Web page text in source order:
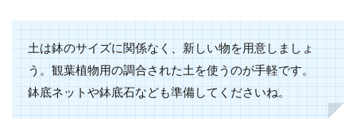
土は鉢のサイズに関係なく、新しい物を用意しましょ
う。観葉植物用の調合された土を使うのが手軽です。
鉢底ネットや鉢底石なども準備してくださいね。